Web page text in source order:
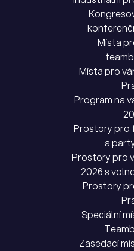
Místa
Místa pro
Program na
Prostory pro
a
Prostory pro
2026 s
Prostory
Speciální
Zasedací